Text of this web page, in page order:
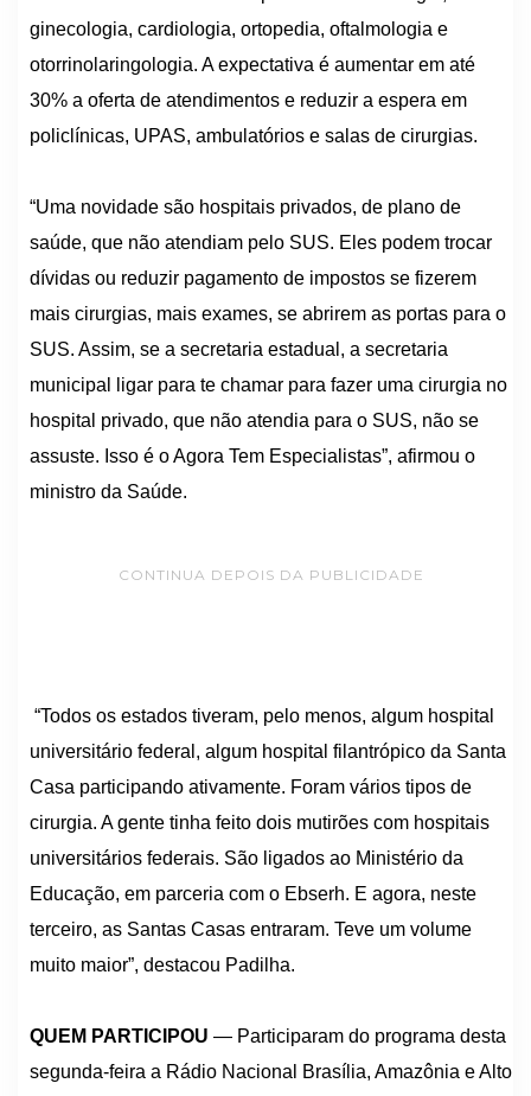
ginecologia, cardiologia, ortopedia, oftalmologia e
otorrinolaringologia. A expectativa é aumentar em até
30% a oferta de atendimentos e reduzir a espera em
policlínicas, UPAS, ambulatórios e salas de cirurgias.
“Uma novidade são hospitais privados, de plano de
saúde, que não atendiam pelo SUS. Eles podem trocar
dívidas ou reduzir pagamento de impostos se fizerem
mais cirurgias, mais exames, se abrirem as portas para o
SUS. Assim, se a secretaria estadual, a secretaria
municipal ligar para te chamar para fazer uma cirurgia no
hospital privado, que não atendia para o SUS, não se
assuste. Isso é o Agora Tem Especialistas”, afirmou o
ministro da Saúde.
CONTINUA DEPOIS DA PUBLICIDADE
“Todos os estados tiveram, pelo menos, algum hospital
universitário federal, algum hospital filantrópico da Santa
Casa participando ativamente. Foram vários tipos de
cirurgia. A gente tinha feito dois mutirões com hospitais
universitários federais. São ligados ao Ministério da
Educação, em parceria com o Ebserh. E agora, neste
terceiro, as Santas Casas entraram. Teve um volume
muito maior”, destacou Padilha.
QUEM PARTICIPOU — Participaram do programa desta
segunda-feira a Rádio Nacional Brasília, Amazônia e Alto